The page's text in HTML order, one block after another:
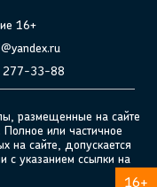
16+
277-33-88
размещенные на сайте
Полное или частичное
на сайте, допускается
с указанием ссылки на
16+